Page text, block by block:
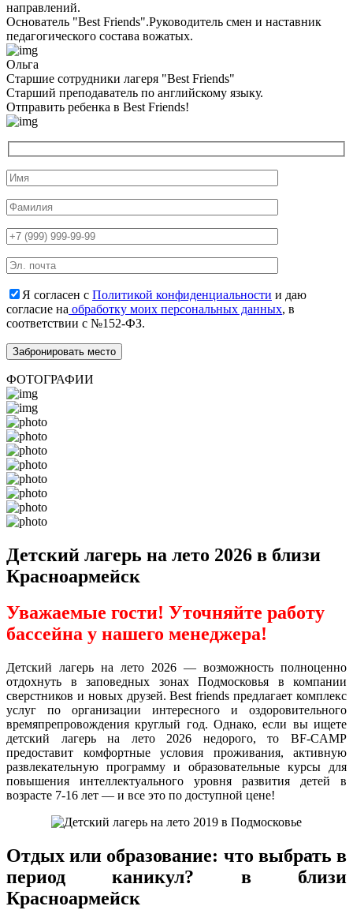
направлений.
Основатель "Best Friends".Руководитель смен и наставник
педагогического состава вожатых.
Ольга
Старшие сотрудники лагеря "Best Friends"
Cтарший преподаватель по английскому языку.
Отправить ребенка в Best Friends!
Я согласен с Политикой конфиденциальности и даю
согласие на обработку моих персональных данных, в
соответствии с №152-ФЗ.
ФОТОГРАФИИ
Детский лагерь на лето 2026 в близи
Красноармейск
Уважаемые гости! Уточняйте работу
бассейна у нашего менеджера!
Детский лагерь на лето 2026 — возможность полноценно
отдохнуть в заповедных зонах Подмосковья в компании
сверстников и новых друзей. Best friends предлагает комплекс
услуг по организации интересного и оздоровительного
времяпрепровождения круглый год. Однако, если вы ищете
детский лагерь на лето 2026 недорого, то BF-CAMP
предоставит комфортные условия проживания, активную
развлекательную программу и образовательные курсы для
повышения интеллектуального уровня развития детей в
возрасте 7-16 лет — и все это по доступной цене!
Отдых или образование: что выбрать в
период каникул? в близи
Красноармейск